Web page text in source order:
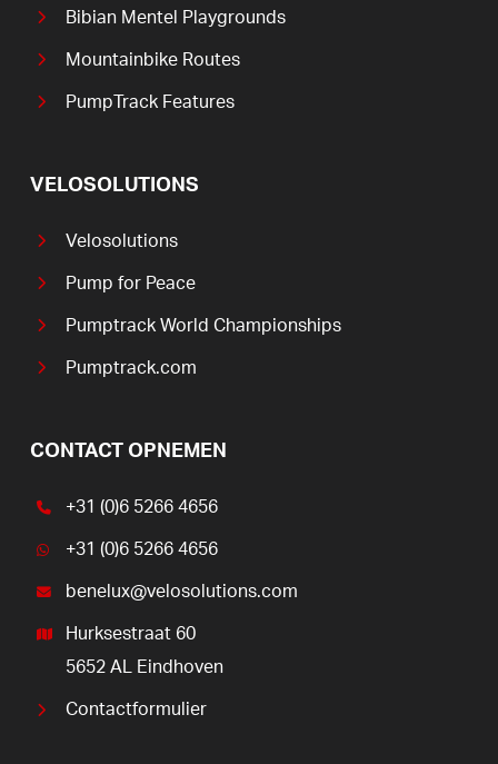
Bibian Mentel Playgrounds
Mountainbike Routes
PumpTrack Features
VELOSOLUTIONS
Velosolutions
Pump for Peace
Pumptrack World Championships
Pumptrack.com
CONTACT OPNEMEN
+31 (0)6 5266 4656
+31 (0)6 5266 4656
benelux@velosolutions.com
Hurksestraat 60
5652 AL Eindhoven
Contactformulier